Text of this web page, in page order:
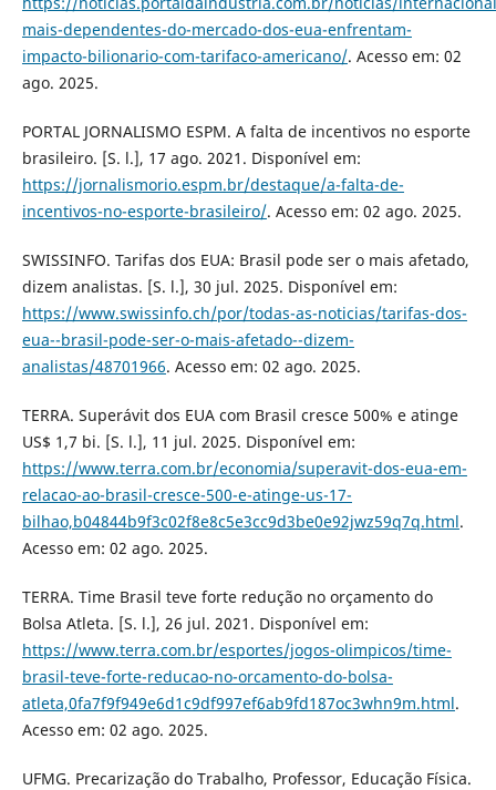
mais-dependentes-do-mercado-dos-eua-enfrentam-
impacto-bilionario-com-tarifaco-americano/. Acesso em: 02
ago. 2025.
PORTAL JORNALISMO ESPM. A falta de incentivos no esporte
brasileiro. [S. l.], 17 ago. 2021. Disponível em:
https://jornalismorio.espm.br/destaque/a-falta-de-
incentivos-no-esporte-brasileiro/. Acesso em: 02 ago. 2025.
SWISSINFO. Tarifas dos EUA: Brasil pode ser o mais afetado,
dizem analistas. [S. l.], 30 jul. 2025. Disponível em:
https://www.swissinfo.ch/por/todas-as-noticias/tarifas-dos-
eua--brasil-pode-ser-o-mais-afetado--dizem-
analistas/48701966. Acesso em: 02 ago. 2025.
TERRA. Superávit dos EUA com Brasil cresce 500% e atinge
US$ 1,7 bi. [S. l.], 11 jul. 2025. Disponível em:
https://www.terra.com.br/economia/superavit-dos-eua-em-
relacao-ao-brasil-cresce-500-e-atinge-us-17-
bilhao,b04844b9f3c02f8e8c5e3cc9d3be0e92jwz59q7q.html.
Acesso em: 02 ago. 2025.
TERRA. Time Brasil teve forte redução no orçamento do
Bolsa Atleta. [S. l.], 26 jul. 2021. Disponível em:
https://www.terra.com.br/esportes/jogos-olimpicos/time-
brasil-teve-forte-reducao-no-orcamento-do-bolsa-
atleta,0fa7f9f949e6d1c9df997ef6ab9fd187oc3whn9m.html.
Acesso em: 02 ago. 2025.
UFMG. Precarização do Trabalho, Professor, Educação Física.